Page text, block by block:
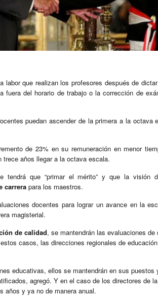
labor que realizan los profesores después de
fuera del horario de trabajo o la corrección de
puedan ascender de la primera a la octava
de 23% en su remuneración en menor
trece años llegar a la octava escala.
tendrá que “primar el mérito” y que la visión
carrera para los maestros.
docentes para lograr un avance en la
magisterial.
de calidad, se mantendrán las evaluaciones
casos, las direcciones regionales de
educativas, ellos se mantendrán en sus puestos
agregó. Y en el caso de los directores de
años y ya no de manera anual.